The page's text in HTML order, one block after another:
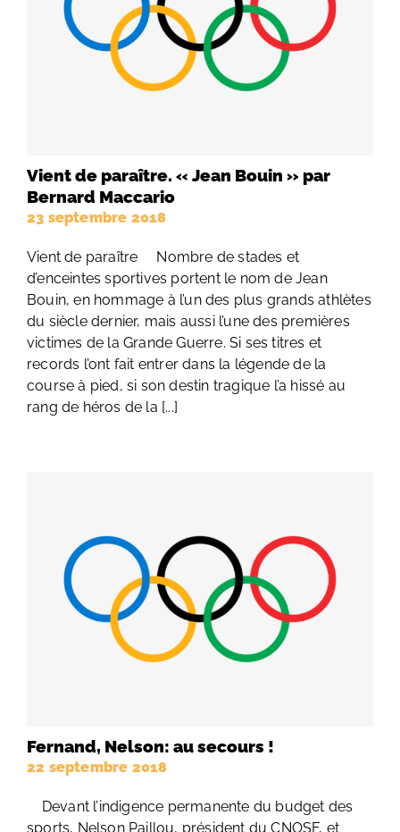
Vient de paraître. « Jean Bouin » par
Bernard Maccario
23 septembre 2018
Vient de paraître Nombre de stades et
d’enceintes sportives portent le nom de Jean
Bouin, en hommage à l’un des plus grands athlètes
du siècle dernier, mais aussi l’une des premières
victimes de la Grande Guerre. Si ses titres et
records l’ont fait entrer dans la légende de la
course à pied, si son destin tragique l’a hissé au
rang de héros de la [...]
Fernand, Nelson: au secours !
22 septembre 2018
Devant l’indigence permanente du budget des
sports, Nelson Paillou, président du CNOSF, et